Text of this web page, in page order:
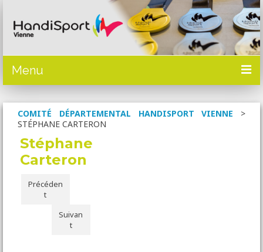
Menu
ACTUALITÉS
PRÉSENTATION
SPORTS
CALENDRIER
DOCUMENTATION
COMITÉ DÉPARTEMENTAL HANDISPORT VIENNE >
STÉPHANE CARTERON
Stéphane
Carteron
Précéden
t
Suivan
t